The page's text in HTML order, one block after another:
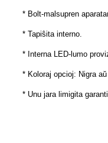
* Bolt-malsupren
* Tapiŝita interno.
* Interna LED-lumo
* Koloraj opcioj: Nigra
* Unu jara limigita